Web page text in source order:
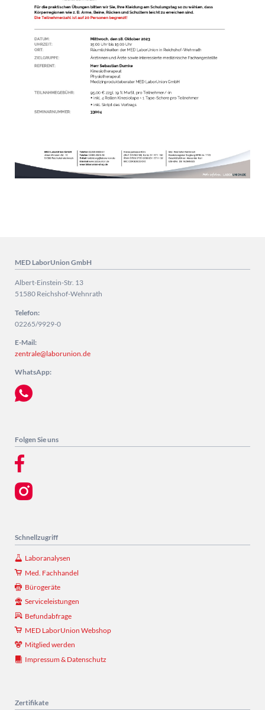
MED LaborUnion GmbH
Albert-Einstein-Str. 13
51580 Reichshof-Wehnrath
Telefon:
02265/9929-0
E-Mail:
zentrale@laborunion.de
WhatsApp:
Folgen Sie uns
Schnellzugriff
Laboranalysen
Med. Fachhandel
Bürogeräte
Serviceleistungen
Befundabfrage
MED LaborUnion Webshop
Mitglied werden
Impressum & Datenschutz
Zertifikate